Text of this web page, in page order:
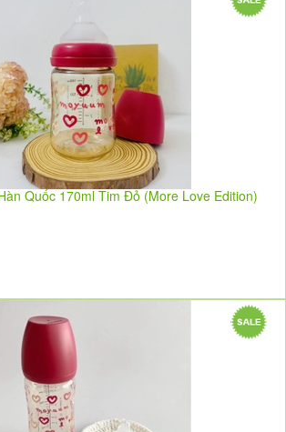
Quốc 170ml Tim Đỏ (More Love Edition)